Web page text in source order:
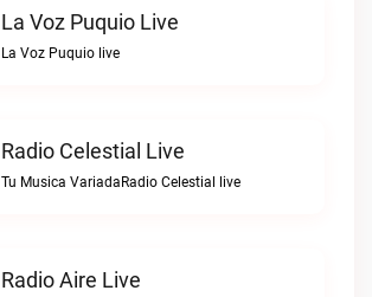
La Voz Puquio Live
La Voz Puquio live
Radio Celestial Live
Tu Musica VariadaRadio Celestial live
Radio Aire Live